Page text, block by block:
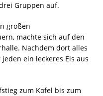
Gruppen auf.
großen
machte sich auf den
Nachdem dort alles
ein leckeres Eis aus
zum Kofel bis zum